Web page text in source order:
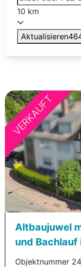
10 km
Aktualisieren
VERKAUFT
Altbaujuwel
und
Objektnummer